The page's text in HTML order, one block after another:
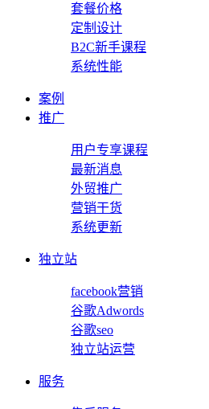
套餐价格
定制设计
B2C新手课程
系统性能
案例
推广
用户专享课程
最新消息
外贸推广
营销干货
系统更新
独立站
facebook营销
谷歌Adwords
谷歌seo
独立站运营
服务